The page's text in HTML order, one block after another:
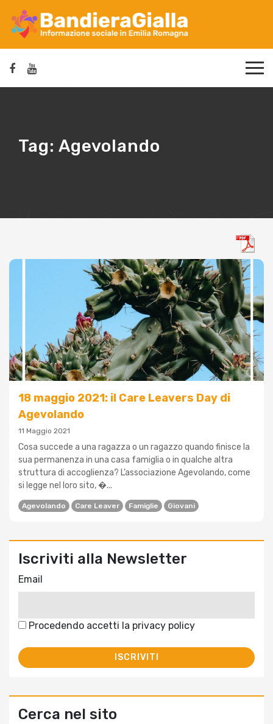
Tag: Agevolando
18 maggio 2021: il Care Leavers Day di
Agevolando
11 Maggio 2021
Cosa succede a una ragazza o un ragazzo quando finisce la
sua permanenza in una casa famiglia o in qualche altra
struttura di accoglienza? L’associazione Agevolando, come
si legge nel loro sito, �...
Agevolando Care Leaver Famiglie Giovani
Iscriviti alla Newsletter
Email
Procedendo accetti la privacy policy
Cerca nel sito